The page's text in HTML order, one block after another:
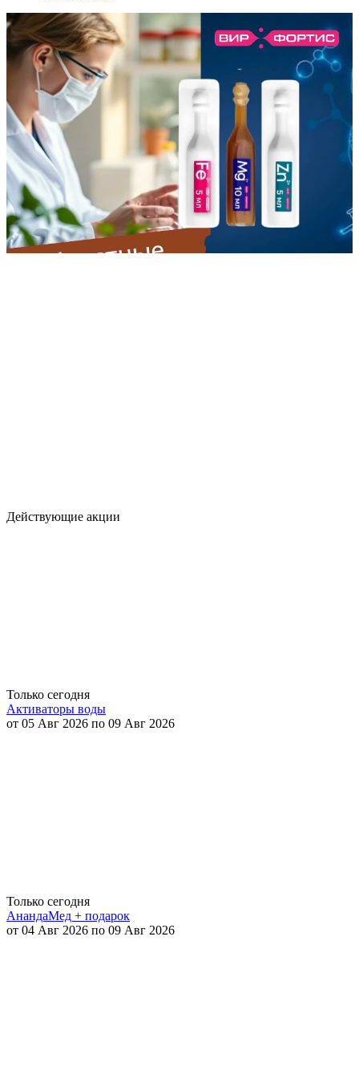
Действующие акции
Только сегодня
Активаторы воды
от 05 Авг 2026 по 09 Авг 2026
Только сегодня
АнандаМед + подарок
от 04 Авг 2026 по 09 Авг 2026